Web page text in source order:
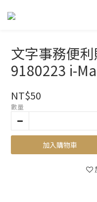
文字事務便利
9180223 i-
NT$50
數量
加入購物車